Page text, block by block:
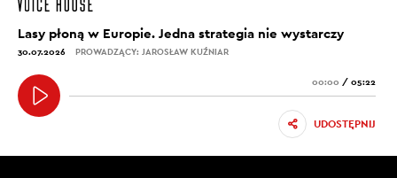
Lasy płoną w Europie. Jedna strategia nie wystarczy
30.07.2026 PROWADZĄCY: JAROSŁAW KUŹNIAR
00:00 / 05:22
UDOSTĘPNIJ